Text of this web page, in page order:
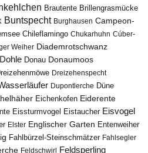
Brautente Brillengrasmücke
Buntspecht Burghausen Campeon-
Chileflamingo Chukarhuhn Cúber-
Weiher Diademrotschwanz
Dohle Donau Donaumoos
Dreizehenspecht
Dupontlerche Düne
Eichenkofen Eiderente
Eissturmvogel Eistaucher Eisvogel
Elster Englischer Garten Entenweiher
Fahlbürzel-Steinschmätzer Fahlsegler
Feldschwirl Feldsperling